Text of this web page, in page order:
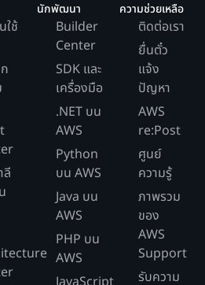
ใช้
ลี
นักพัฒนา
Builder
Center
SDK และ
เครื่องมือ
.NET บน
AWS
Python
บน AWS
Java บน
AWS
PHP บน
AWS
ความช่วยเหลือ
ติดต่อเรา
ยื่นตั๋ว
แจ้ง
ปัญหา
AWS
re:Post
ศูนย์
ความรู้
ภาพรวม
ของ
AWS
Support
รับความ